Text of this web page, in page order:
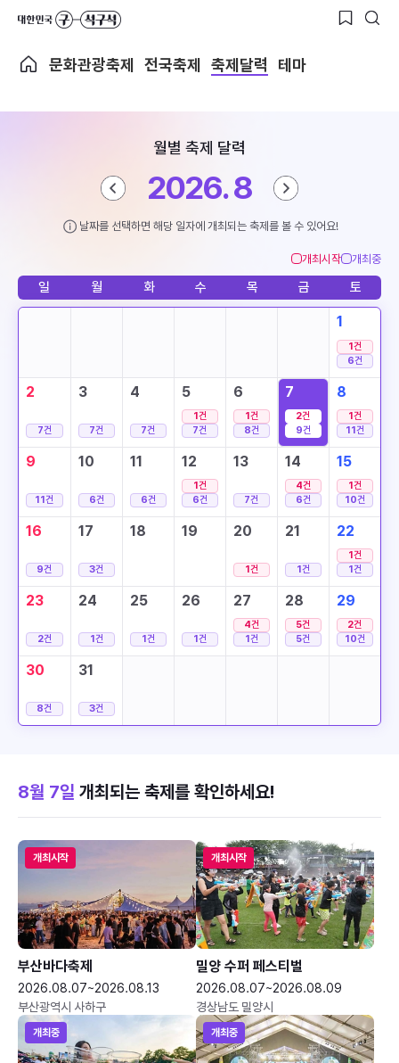
문화관광축제 전국축제 축제달력 테마
월별 축제 달력
2026. 8
날짜를 선택하면 해당 일자에 개최되는 축제를 볼 수 있어요!
개최시작 개최중
일 월 화 수 목 금 토
1
1건
6건
2
7건
3
7건
4
7건
5
1건
7건
6
1건
8건
7
2건
9건
8
1건
11건
9
11건
10
6건
11
6건
12
1건
6건
13
7건
14
4건
6건
15
1건
10건
16
9건
17
3건
18 19 20
1건
21
1건
22
1건
1건
23
2건
24
1건
25
1건
26
1건
27
4건
1건
28
5건
5건
29
2건
10건
30
8건
31
3건
8월 7일 개최되는 축제를 확인하세요!
개최시작
부산바다축제
2026.08.07~2026.08.13
부산광역시 사하구
개최시작
밀양 수퍼 페스티벌
2026.08.07~2026.08.09
경상남도 밀양시
개최중 개최중